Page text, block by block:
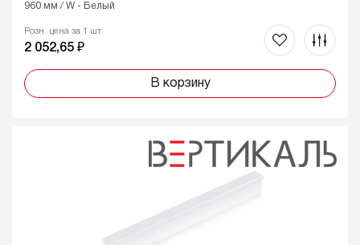
960 мм / W - Белый
Розн. цена за 1 шт
2 052,65 ₽
В корзину